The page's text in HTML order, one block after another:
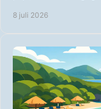
8 juli 2026